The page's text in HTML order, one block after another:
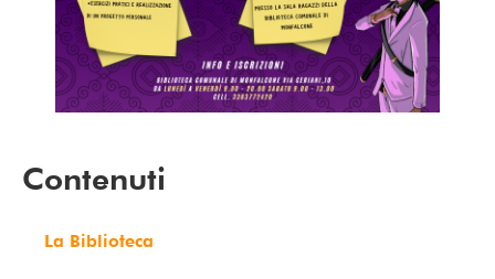
Contenuti
La Biblioteca